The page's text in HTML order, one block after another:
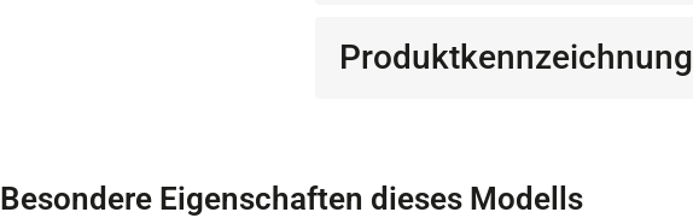
Produktkennzeichnung
Besondere Eigenschaften dieses Modells